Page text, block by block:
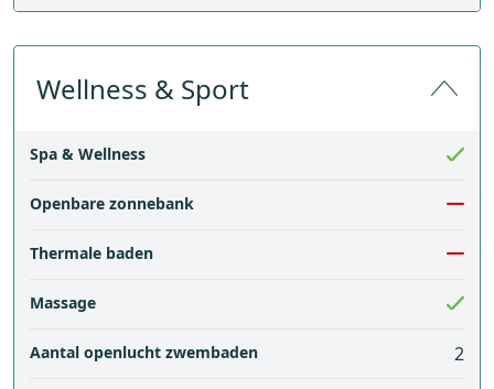
Wellness & Sport
Spa & Wellness
Openbare zonnebank
Thermale baden
Massage
Aantal openlucht zwembaden 2